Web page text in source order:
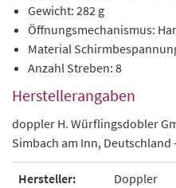
Gewicht: 282 g
Öffnungsmechanismus:
Material
Anzahl Streben: 8
Herstellerangaben
doppler H. Würflingsdobler
Simbach am Inn,
Hersteller: Doppler